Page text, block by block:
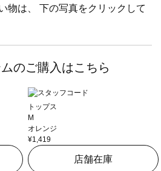
物は、 下の写真をクリックして
のご購入はこちら
トップス
M
オレンジ
¥1,419
店舗在庫